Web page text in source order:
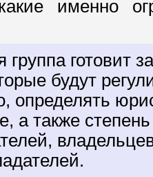
именно
группа готовит
будут
определять
а также